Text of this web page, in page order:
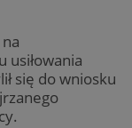
się do wniosku